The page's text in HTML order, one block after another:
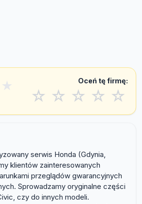
★ Oceń tę firmę:
☆ ☆ ☆ ☆ ☆
serwis Honda (Gdynia,
klientów zainteresowanych
przeglądów gwarancyjnych
Sprowadzamy oryginalne części
czy do innych modeli.